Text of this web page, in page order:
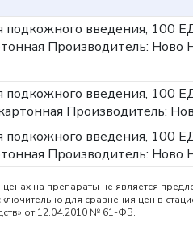
подкожного введения,
Производитель: Ново
подкожного введения,
Производитель:
подкожного введения,
Производитель: Ново
на препараты не является
для сравнения цен в
от 12.04.2010 № 61-ФЗ.